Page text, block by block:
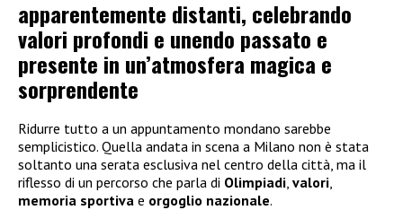
apparentemente distanti, celebrando
valori profondi e unendo passato e
presente in un’atmosfera magica e
sorprendente
Ridurre tutto a un appuntamento mondano sarebbe
semplicistico. Quella andata in scena a Milano non è stata
soltanto una serata esclusiva nel centro della città, ma il
riflesso di un percorso che parla di Olimpiadi valori
memoria sportiva e orgoglio nazionale.